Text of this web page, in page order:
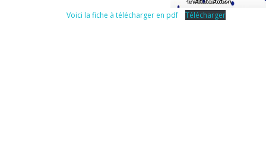
Voici la fiche à télécharger en pdf Télécharger